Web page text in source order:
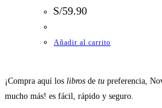
S/59.90
Añadir al carrito
¡Compra aquí los libros de tu preferencia,
mucho más! es fácil, rápido y seguro.